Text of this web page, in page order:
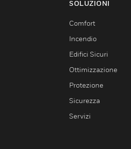
SOLUZIONI
Comfort
Incendio
Edifici Sicuri
Ottimizzazione
Protezione
Sicurezza
Servizi